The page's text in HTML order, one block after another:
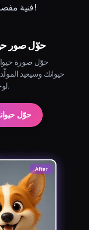
فنية مفصلة ومعبرة بالكامل مجانًا!
حوّل صور
حوّل صورة
حيوانك وسيعيد
لوحة مليئة بالألوان كأنها من فيلم بيكسار.
حوّل